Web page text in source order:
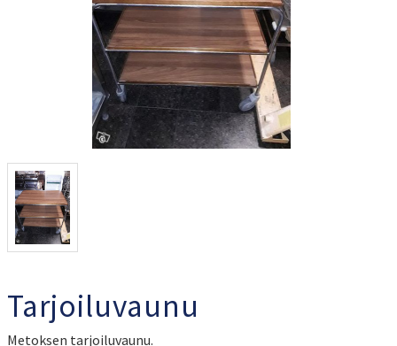
Tuoteluettelot
Yhteystiedot
Tarjoiluvaunu
Metoksen tarjoiluvaunu.